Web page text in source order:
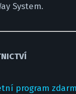
System.
program